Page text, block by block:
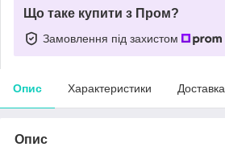
Що таке купити з Пром?
Замовлення під захистом
Опис Характеристики Доставка
Опис